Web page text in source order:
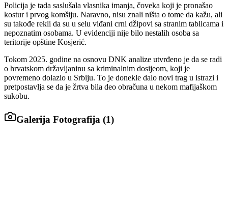
Policija je tada saslušala vlasnika imanja, čoveka koji je pronašao
kostur i prvog komšiju. Naravno, nisu znali ništa o tome da kažu, ali
su takođe rekli da su u selu viđani crni džipovi sa stranim tablicama i
nepoznatim osobama. U evidenciji nije bilo nestalih osoba sa
teritorije opštine Kosjerić.
Tokom 2025. godine na osnovu DNK analize utvrđeno je da se radi
o hrvatskom državljaninu sa kriminalnim dosijeom, koji je
povremeno dolazio u Srbiju. To je donekle dalo novi trag u istrazi i
pretpostavlja se da je žrtva bila deo obračuna u nekom mafijaškom
sukobu.
Galerija Fotografija (1)